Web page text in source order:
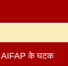
AIFAP के घटक